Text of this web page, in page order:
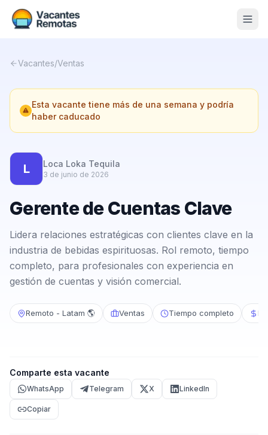
Nosotros
Contacto
Calculadora Freelance
Vacantes/Ventas
Esta vacante tiene más de una semana y podría
haber caducado
L Loca Loka Tequila
3 de junio de 2026
Gerente de Cuentas Clave
Lidera relaciones estratégicas con clientes clave en la
industria de bebidas espirituosas. Rol remoto, tiempo
completo, para profesionales con experiencia en
gestión de cuentas y visión comercial.
Remoto - Latam 🌎 Ventas Tiempo completo
Comparte esta vacante
WhatsApp Telegram X LinkedIn
Copiar